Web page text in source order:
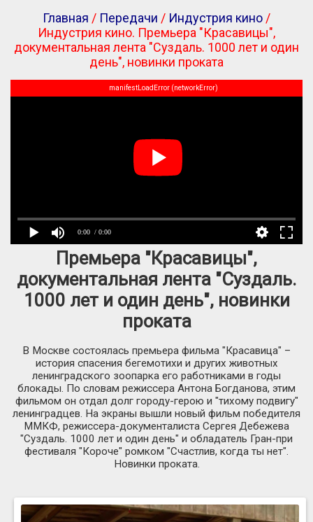
Главная / Передачи / Индустрия кино /
Индустрия кино. Премьера "Красавицы",
документальная лента "Суздаль. 1000 лет и один
день", новинки проката
0:00 / 0:00
manifestLoadError (networkError)
Премьера "Красавицы",
документальная лента "Суздаль.
1000 лет и один день", новинки
проката
В Москве состоялась премьера фильма "Красавица" –
история спасения бегемотихи и других животных
ленинградского зоопарка его работниками в годы
блокады. По словам режиссера Антона Богданова, этим
фильмом он отдал долг городу-герою и "тихому подвигу"
ленинградцев. На экраны вышли новый фильм победителя
ММКФ, режиссера-документалиста Сергея Дебежева
"Суздаль. 1000 лет и один день" и обладатель Гран-при
фестиваля "Короче" ромком "Счастлив, когда ты нет".
Новинки проката.